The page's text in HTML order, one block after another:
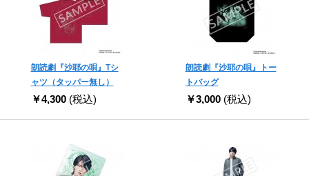
朗読劇『沙耶の唄』Tシ
ャツ（タッパー無し）
￥4,300 (税込)
朗読劇『沙耶の唄』トー
トバッグ
￥3,000 (税込)